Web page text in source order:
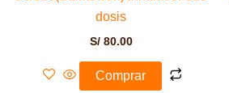
dosis
S/80.00
Comprar